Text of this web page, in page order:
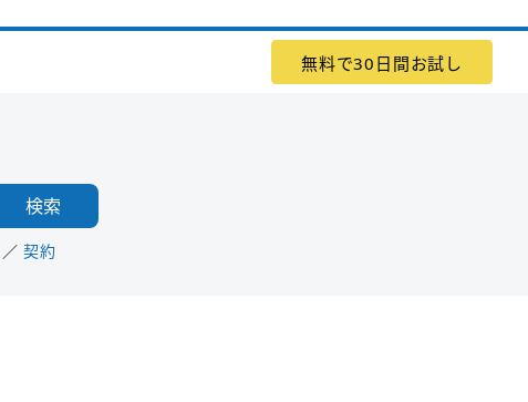
無料で30日間お試し
検索
契約